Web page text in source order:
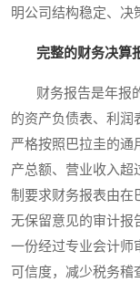
明公司结构稳定、决
完整的财务决算
财务报告是年报的
的资产负债表、利润
严格按照巴拉圭的通
产总额、营业收入超
制要求财务报表由在
无保留意见的审计报
一份经过专业会计师
可信度，减少税务稽